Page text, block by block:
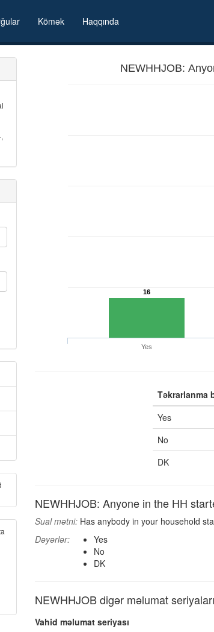
Kömək Haqqında
NEWHHJOB:
16
Yes
Təkrarlanma
Yes
No
DK
NEWHHJOB: Anyone in the HH
Sual mətni: Has anybody in your household
Dəyərlər:
Yes
No
DK
NEWHHJOB digər məlumat
Vahid məlumat seriyası
new job in the last 12 months?